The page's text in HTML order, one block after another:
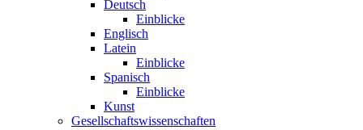
Deutsch
Einblicke
Englisch
Latein
Einblicke
Spanisch
Einblicke
Kunst
Gesellschaftswissenschaften